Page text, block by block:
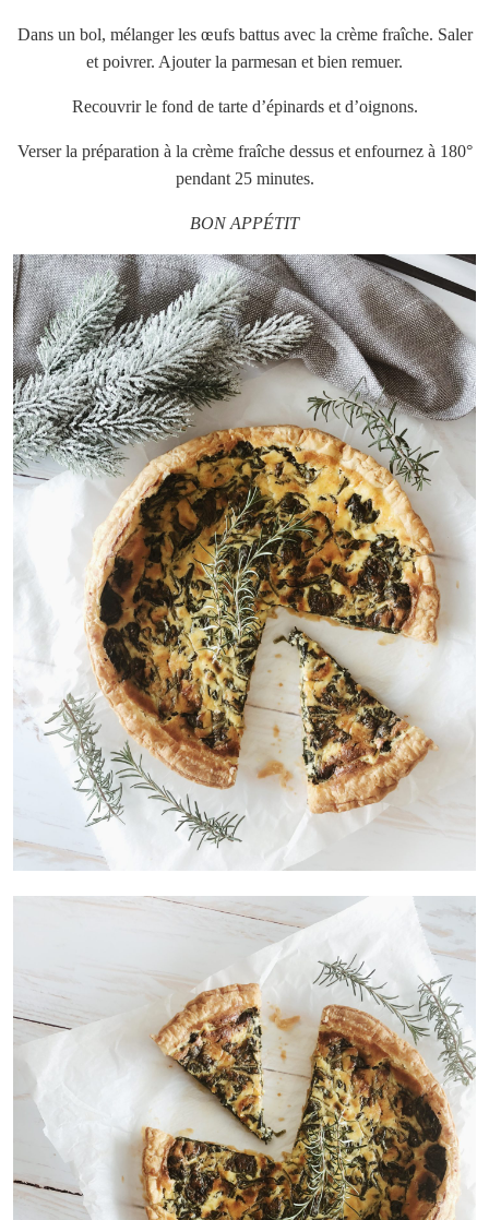
Dans un bol, mélanger les œufs battus avec la crème fraîche. Saler
et poivrer. Ajouter la parmesan et bien remuer.
Recouvrir le fond de tarte d’épinards et d’oignons.
Verser la préparation à la crème fraîche dessus et enfournez à 180°
pendant 25 minutes.
BON APPÉTIT